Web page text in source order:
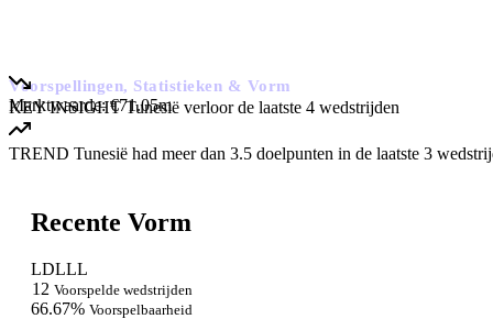
Bekijk alle competities
Voorspellingen, Statistieken & Vorm
Marktwaarde:€71.05m
KEY INSIGHT Tunesië verloor de laatste 4 wedstrijden
TREND Tunesië had meer dan 3.5 doelpunten in de laatste 3
Recente Vorm
LDLLL
12 Voorspelde wedstrijden
66.67% Voorspelbaarheid